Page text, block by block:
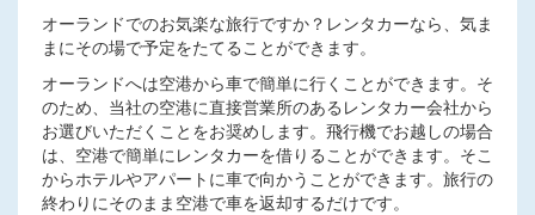
オーランドでのお気楽な旅行ですか？レンタカーなら、気ま
まにその場で予定をたてることができます。
オーランドへは空港から車で簡単に行くことができます。そ
のため、当社の空港に直接営業所のあるレンタカー会社から
お選びいただくことをお奨めします。飛行機でお越しの場合
は、空港で簡単にレンタカーを借りることができます。そこ
からホテルやアパートに車で向かうことができます。旅行の
終わりにそのまま空港で車を返却するだけです。